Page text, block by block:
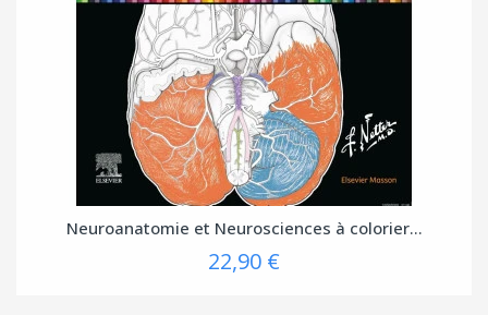
Neuroanatomie et Neurosciences à colorier...
22,90 €